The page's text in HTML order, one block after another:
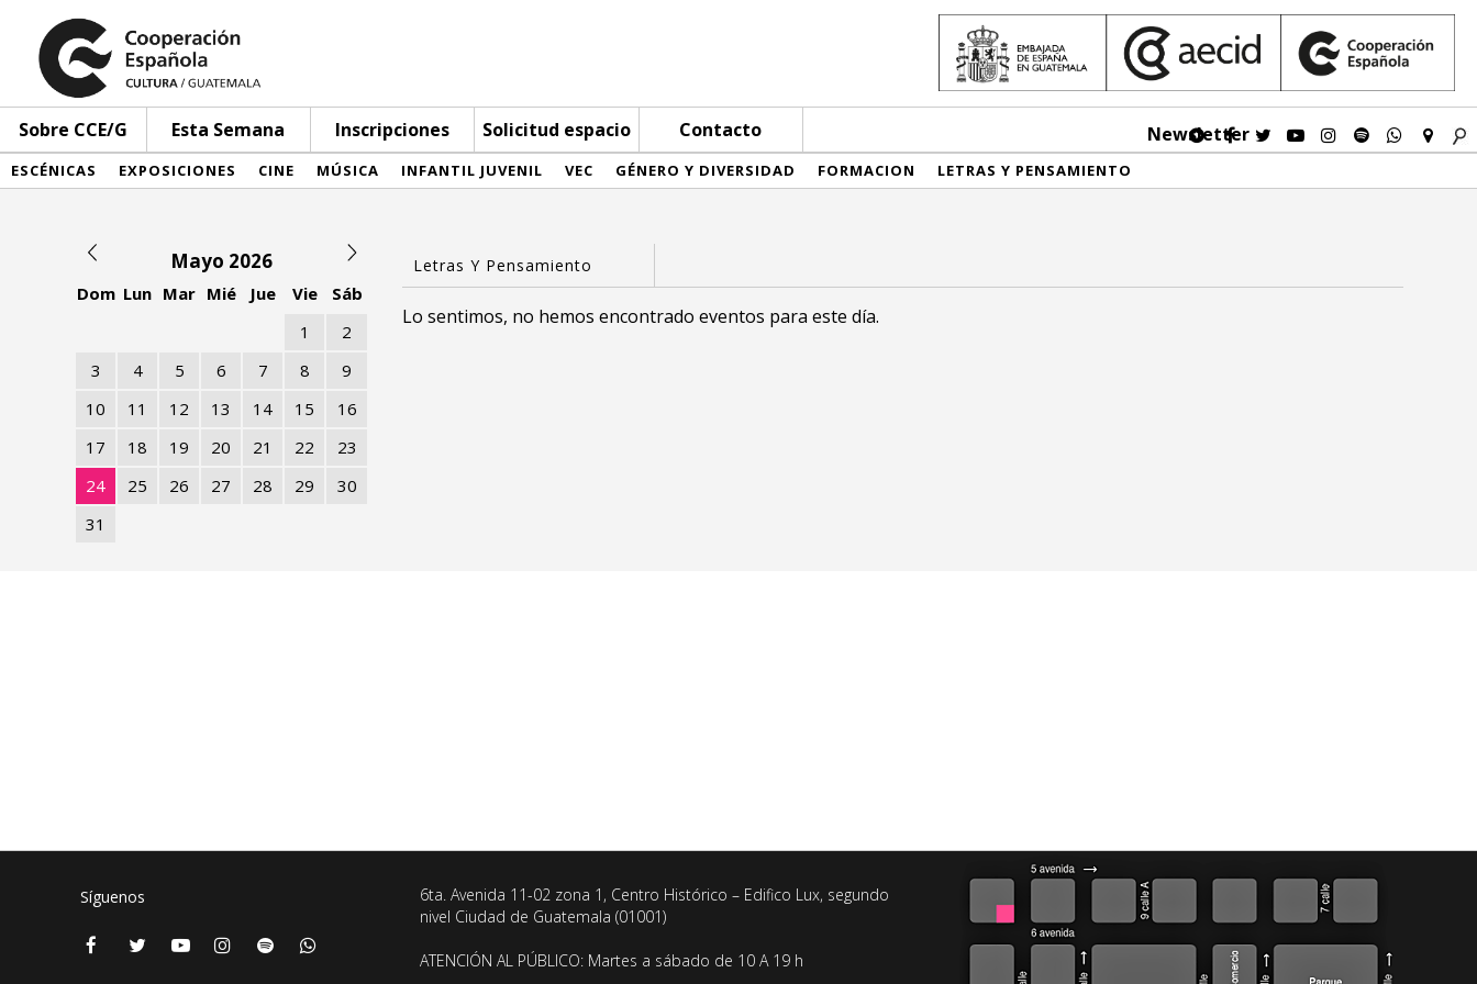
Sobre CCE/G Esta Semana Inscripciones Solicitud espacio Contacto Newsletter
ESCÉNICAS EXPOSICIONES CINE MÚSICA INFANTIL JUVENIL VEC GÉNERO Y DIVERSIDAD FORMACION LETRAS Y PENSAMIENTO
Mayo 2026
Dom Lun Mar Mié Jue Vie
Sáb
1
2
3
4 5 6 7 8
9
10
11 12 13 14 15
16
17
18 19 20 21 22
23
24
25 26 27 28 29
30
31
Lo sentimos, no hemos encontrado eventos para este día.
Síguenos
6ta. Avenida 11-02 zona 1, Centro Histórico – Edifico Lux, segundo
nivel Ciudad de Guatemala (01001)
ATENCIÓN AL PÚBLICO: Martes a sábado de 10 A 19 h